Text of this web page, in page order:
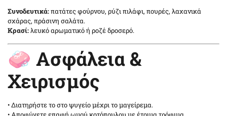
Συνοδευτικά:πατάτες φούρνου, ρύζι πιλάφι, πουρές, λαχανικά
σχάρας, πράσινη σαλάτα.
Κρασί:λευκό αρωματικό ή ροζέ δροσερό.
🧼 Ασφάλεια &
Χειρισμός
• Διατηρήστε το στο ψυγείο μέχρι το μαγείρεμα.